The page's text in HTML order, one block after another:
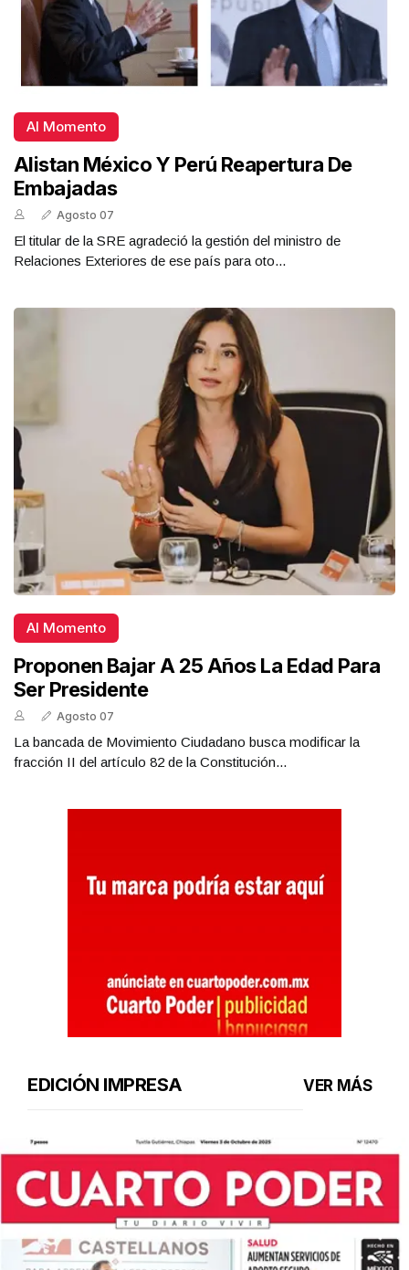
Al Momento
Alistan México Y Perú Reapertura De
Embajadas
Agosto 07
El titular de la SRE agradeció la gestión del ministro de
Relaciones Exteriores de ese país para oto...
Al Momento
Proponen Bajar A 25 Años La Edad Para
Ser Presidente
Agosto 07
La bancada de Movimiento Ciudadano busca modificar la
fracción II del artículo 82 de la Constitución...
EDICIÓN IMPRESA VER MÁS